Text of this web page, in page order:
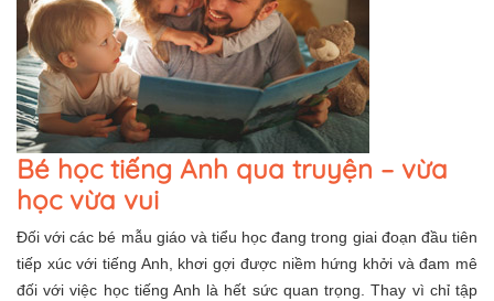
Bé học tiếng Anh qua truyện – vừa
học vừa vui
Đối với các bé mẫu giáo và tiểu học đang trong giai đoạn đầu tiên
tiếp xúc với tiếng Anh, khơi gợi được niềm hứng khởi và đam mê
đối với việc học tiếng Anh là hết sức quan trọng. Thay vì chỉ tập